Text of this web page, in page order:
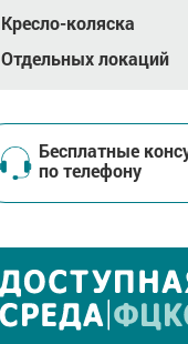
Кресло-коляска
Отдельных локаций
Бесплатные
по телефону